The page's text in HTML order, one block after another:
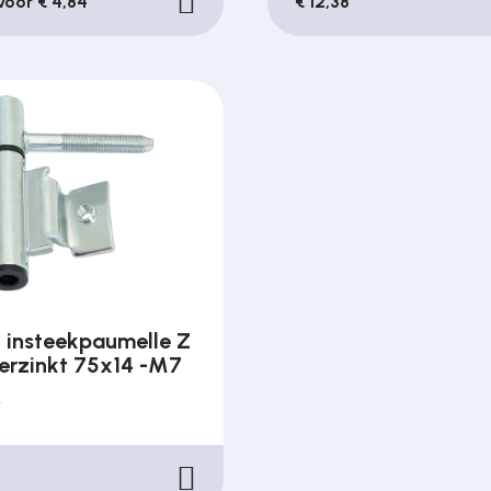
insteekpaumelle Z
75x14 -M7